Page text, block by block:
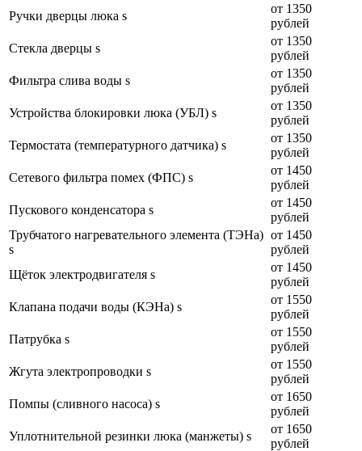
Ручки дверцы люка s
от 1350
рублей
Стекла дверцы s
от 1350
рублей
Фильтра слива воды s
от 1350
рублей
Устройства блокировки люка (УБЛ) s
от 1350
рублей
Термостата (температурного датчика) s
от 1350
рублей
Сетевого фильтра помех (ФПС) s
от 1450
рублей
Пускового конденсатора s
от 1450
рублей
Трубчатого нагревательного элемента (ТЭНа)
s
от 1450
рублей
Щёток электродвигателя s
от 1450
рублей
Клапана подачи воды (КЭНа) s
от 1550
рублей
Патрубка s
от 1550
рублей
Жгута электропроводки s
от 1550
рублей
Помпы (сливного насоса) s
от 1650
рублей
Уплотнительной резинки люка (манжеты) s
от 1650
рублей